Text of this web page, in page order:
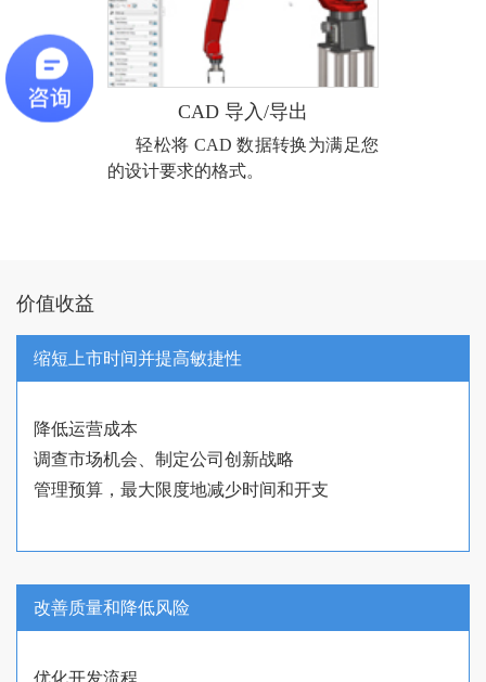
CAD 导入/导出
轻松将 CAD 数据转换为满足您
的设计要求的格式。
价值收益
缩短上市时间并提高敏捷性
降低运营成本
调查市场机会、制定公司创新战略
管理预算，最大限度地减少时间和开支
改善质量和降低风险